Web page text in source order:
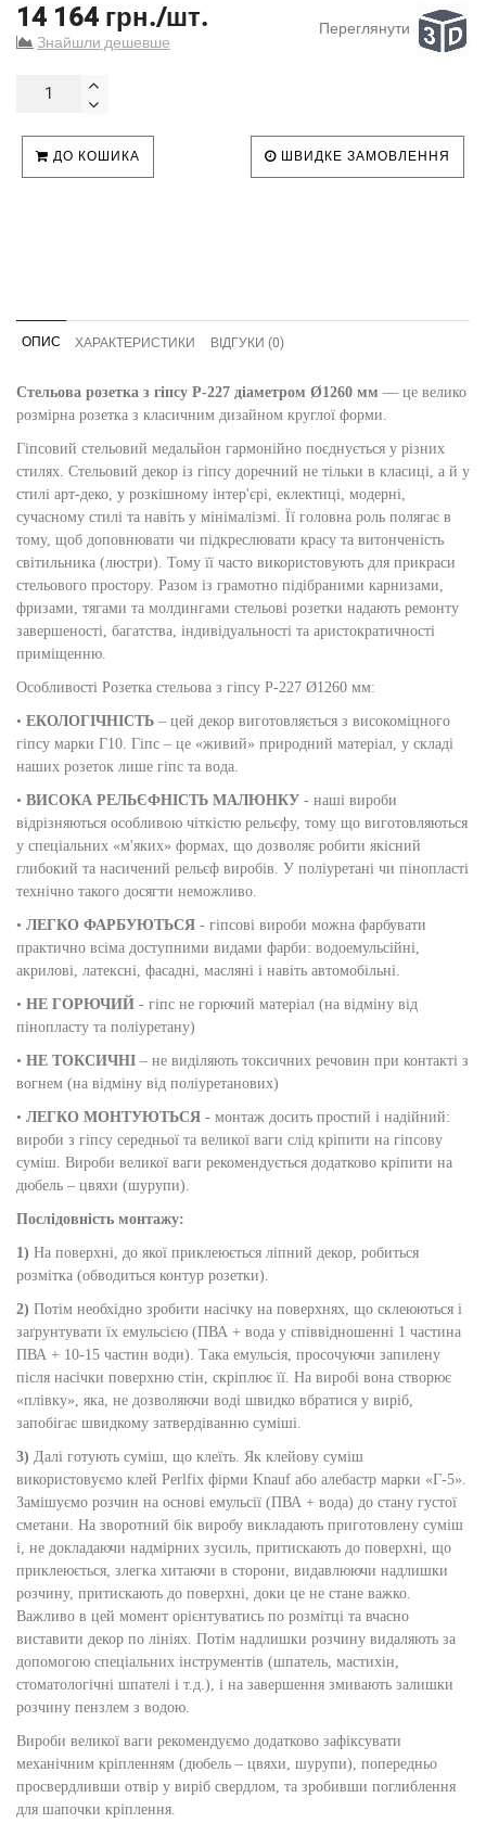
14 164 грн./шт.
Знайшли дешевше
Переглянути
ДО КОШИКА ШВИДКЕ ЗАМОВЛЕННЯ
ОПИС ХАРАКТЕРИСТИКИ ВІДГУКИ (0)
Стельова розетка з гіпсу Р-227 діаметром Ø1260 мм — це велико
розмірна розетка з класичним дизайном круглої форми.
Гіпсовий стельовий медальйон гармонійно поєднується у різних
стилях. Стельовий декор із гіпсу доречний не тільки в класиці, а й у
стилі арт-деко, у розкішному інтер'єрі, еклектиці, модерні,
сучасному стилі та навіть у мінімалізмі. Її головна роль полягає в
тому, щоб доповнювати чи підкреслювати красу та витонченість
світильника (люстри). Тому її часто використовують для прикраси
стельового простору. Разом із грамотно підібраними карнизами,
фризами, тягами та молдингами стельові розетки надають ремонту
завершеності, багатства, індивідуальності та аристократичності
приміщенню.
Особливості Розетка стельова з гіпсу Р-227 Ø1260 мм:
• ЕКОЛОГІЧНІСТЬ – цей декор виготовляється з високоміцного
гіпсу марки Г10. Гіпс – це «живий» природний матеріал, у складі
наших розеток лише гіпс та вода.
• ВИСОКА РЕЛЬЄФНІСТЬ МАЛЮНКУ - наші вироби
відрізняються особливою чіткістю рельєфу, тому що виготовляються
у спеціальних «м'яких» формах, що дозволяє робити якісний
глибокий та насичений рельєф виробів. У поліуретані чи пінопласті
технічно такого досягти неможливо.
• ЛЕГКО ФАРБУЮТЬСЯ - гіпсові вироби можна фарбувати
практично всіма доступними видами фарби: водоемульсійні,
акрилові, латексні, фасадні, масляні і навіть автомобільні.
• НЕ ГОРЮЧИЙ - гіпс не горючий матеріал (на відміну від
пінопласту та поліуретану)
• НЕ ТОКСИЧНІ – не виділяють токсичних речовин при контакті з
вогнем (на відміну від поліуретанових)
• ЛЕГКО МОНТУЮТЬСЯ - монтаж досить простий і надійний:
вироби з гіпсу середньої та великої ваги слід кріпити на гіпсову
суміш. Вироби великої ваги рекомендується додатково кріпити на
дюбель – цвяхи (шурупи).
Послідовність монтажу:
1) На поверхні, до якої приклеюється ліпний декор, робиться
розмітка (обводиться контур розетки).
2) Потім необхідно зробити насічку на поверхнях, що склеюються і
заґрунтувати їх емульсією (ПВА + вода у співвідношенні 1 частина
ПВА + 10-15 частин води). Така емульсія, просочуючи запилену
після насічки поверхню стін, скріплює її. На виробі вона створює
«плівку», яка, не дозволяючи воді швидко вбратися у виріб,
запобігає швидкому затвердіванню суміші.
3) Далі готують суміш, що клеїть. Як клейову суміш
використовуємо клей Perlfix фірми Knauf або алебастр марки «Г-5».
Замішуємо розчин на основі емульсії (ПВА + вода) до стану густої
сметани. На зворотний бік виробу викладають приготовлену суміш
і, не докладаючи надмірних зусиль, притискають до поверхні, що
приклеюється, злегка хитаючи в сторони, видавлюючи надлишки
розчину, притискають до поверхні, доки це не стане важко.
Важливо в цей момент орієнтуватись по розмітці та вчасно
виставити декор по лініях. Потім надлишки розчину видаляють за
допомогою спеціальних інструментів (шпатель, мастихін,
стоматологічні шпателі і т.д.), і на завершення змивають залишки
розчину пензлем з водою.
Вироби великої ваги рекомендуємо додатково зафіксувати
механічним кріпленням (дюбель – цвяхи, шурупи), попередньо
просвердливши отвір у виріб свердлом, та зробивши поглиблення
для шапочки кріплення.